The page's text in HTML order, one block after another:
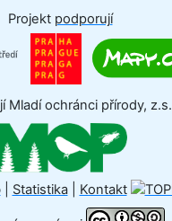
Projekt podporují
Mladí ochránci přírody, z.s.
| Statistika| Kontakt